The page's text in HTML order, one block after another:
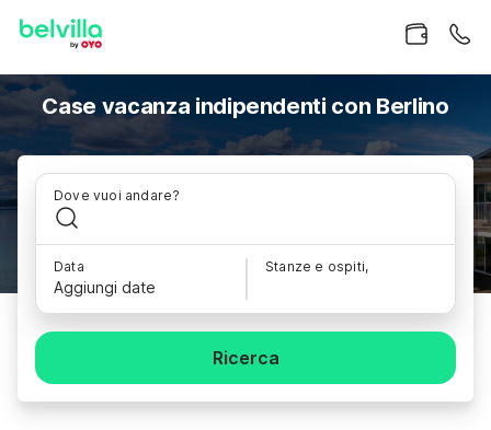
Case vacanza indipendenti con Berlino
Dove vuoi andare?
Data
Aggiungi date
Stanze e ospiti,
Ricerca